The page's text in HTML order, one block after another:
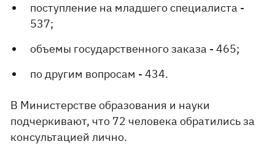
поступление на младшего специалиста -
537;
объемы государственного заказа - 465;
по другим вопросам - 434.
В Министерстве образования и науки
подчеркивают, что 72 человека обратились за
консультацией лично.